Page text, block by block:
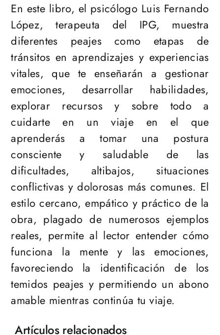
En este libro, el psicólogo Luis Fernando
López, terapeuta del IPG, muestra
diferentes peajes como etapas de
tránsitos en aprendizajes y experiencias
vitales, que te enseñarán a gestionar
emociones, desarrollar habilidades,
explorar recursos y sobre todo a
cuidarte en un viaje en el que
aprenderás a tomar una postura
consciente y saludable de las
dificultades, altibajos, situaciones
conflictivas y dolorosas más comunes. El
estilo cercano, empático y práctico de la
obra, plagado de numerosos ejemplos
reales, permite al lector entender cómo
funciona la mente y las emociones,
favoreciendo la identificación de los
temidos peajes y permitiendo un abono
amable mientras continúa tu viaje.
Artículos relacionados